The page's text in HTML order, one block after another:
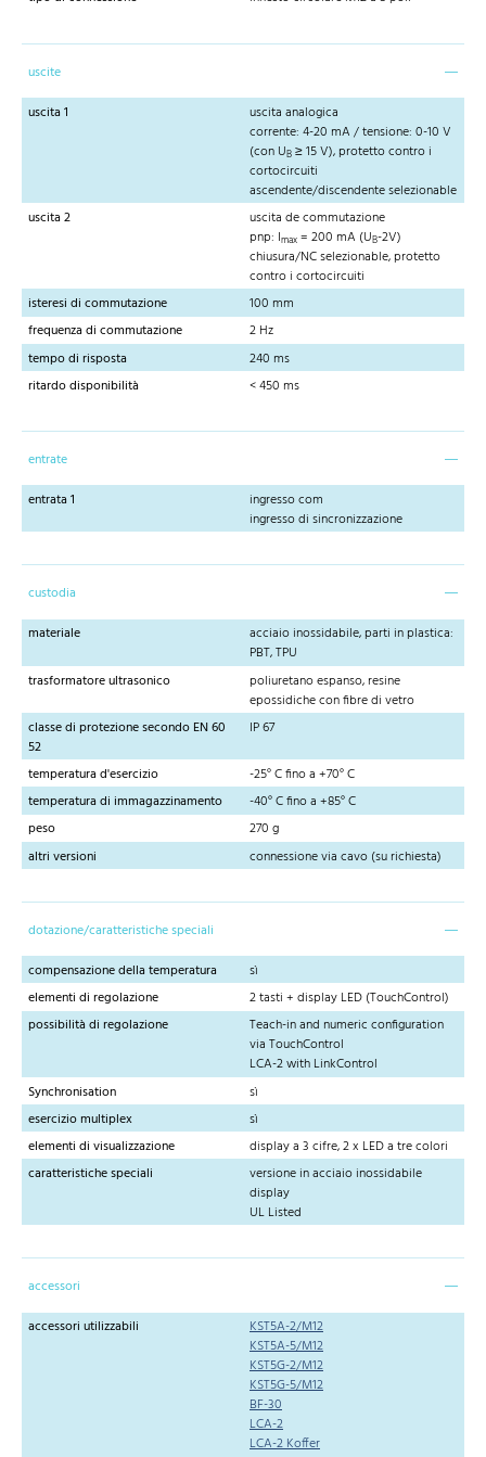
uscite
uscita 1
uscita analogica
corrente: 4-20 mA / tensione: 0-10 V
(con UB ≥ 15 V), protetto contro i
cortocircuiti
ascendente/discendente selezionable
uscita 2
uscita de commutazione
pnp: Imax = 200 mA (UB-2V)
chiusura/NC selezionable, protetto
contro i cortocircuiti
isteresi di commutazione
100 mm
frequenza di commutazione
2 Hz
tempo di risposta
240 ms
ritardo disponibilità
< 450 ms
entrate
entrata 1
ingresso com
ingresso di sincronizzazione
custodia
materiale
acciaio inossidabile, parti in plastica:
PBT, TPU
trasformatore ultrasonico
poliuretano espanso, resine
epossidiche con fibre di vetro
classe di protezione secondo EN 60
52
IP 67
temperatura d'esercizio
-25° C fino a +70° C
temperatura di immagazzinamento
-40° C fino a +85° C
peso
270 g
altri versioni
connessione via cavo (su richiesta)
dotazione/caratteristiche speciali
compensazione della temperatura
sì
elementi di regolazione
2 tasti + display LED (TouchControl)
possibilità di regolazione
Teach-in and numeric configuration
via TouchControl
LCA-2 with LinkControl
Synchronisation
sì
esercizio multiplex
sì
elementi di visualizzazione
display a 3 cifre, 2 x LED a tre colori
caratteristiche speciali
versione in acciaio inossidabile
display
UL Listed
accessori
accessori utilizzabili
KST5A-2/M12
KST5A-5/M12
KST5G-2/M12
KST5G-5/M12
BF-30
LCA-2
LCA-2 Koffer